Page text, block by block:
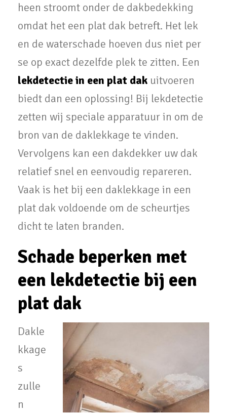
heen stroomt onder de dakbedekking
omdat het een plat dak betreft. Het lek
en de waterschade hoeven dus niet per
se op exact dezelfde plek te zitten. Een
lekdetectie in een plat dak uitvoeren
biedt dan een oplossing! Bij lekdetectie
zetten wij speciale apparatuur in om de
bron van de daklekkage te vinden.
Vervolgens kan een dakdekker uw dak
relatief snel en eenvoudig repareren.
Vaak is het bij een daklekkage in een
plat dak voldoende om de scheurtjes
dicht te laten branden.
Schade beperken met
een lekdetectie bij een
plat dak
Dakle
kkage
s
zulle
n